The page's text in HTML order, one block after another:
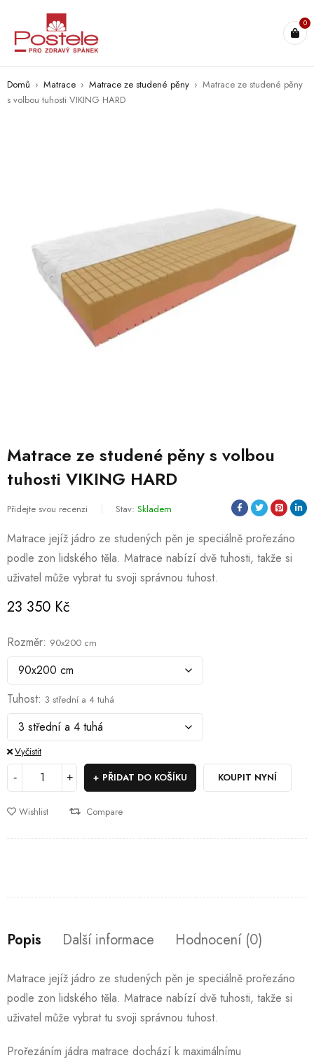
0
Domů › Matrace › Matrace ze studené pěny › Matrace ze studené pěny
s volbou tuhosti VIKING HARD
Matrace ze studené pěny s volbou
tuhosti VIKING HARD
Přidejte svou recenzi Stav: Skladem
Matrace jejíž jádro ze studených pěn je speciálně prořezáno
podle zon lidského těla. Matrace nabízí dvě tuhosti, takže si
uživatel může vybrat tu svoji správnou tuhost.
23 350 Kč
Rozměr 90x200 cm
Tuhost 3 střední a 4 tuhá
Vyčistit
PŘIDAT DO KOŠÍKU
KOUPIT NYNÍ
Wishlist Compare
Popis Další informace Hodnocení (0)
Matrace jejíž jádro ze studených pěn je speciálně prořezáno
podle zon lidského těla. Matrace nabízí dvě tuhosti, takže si
uživatel může vybrat tu svoji správnou tuhost.
Prořezáním jádra matrace dochází k maximálnímu